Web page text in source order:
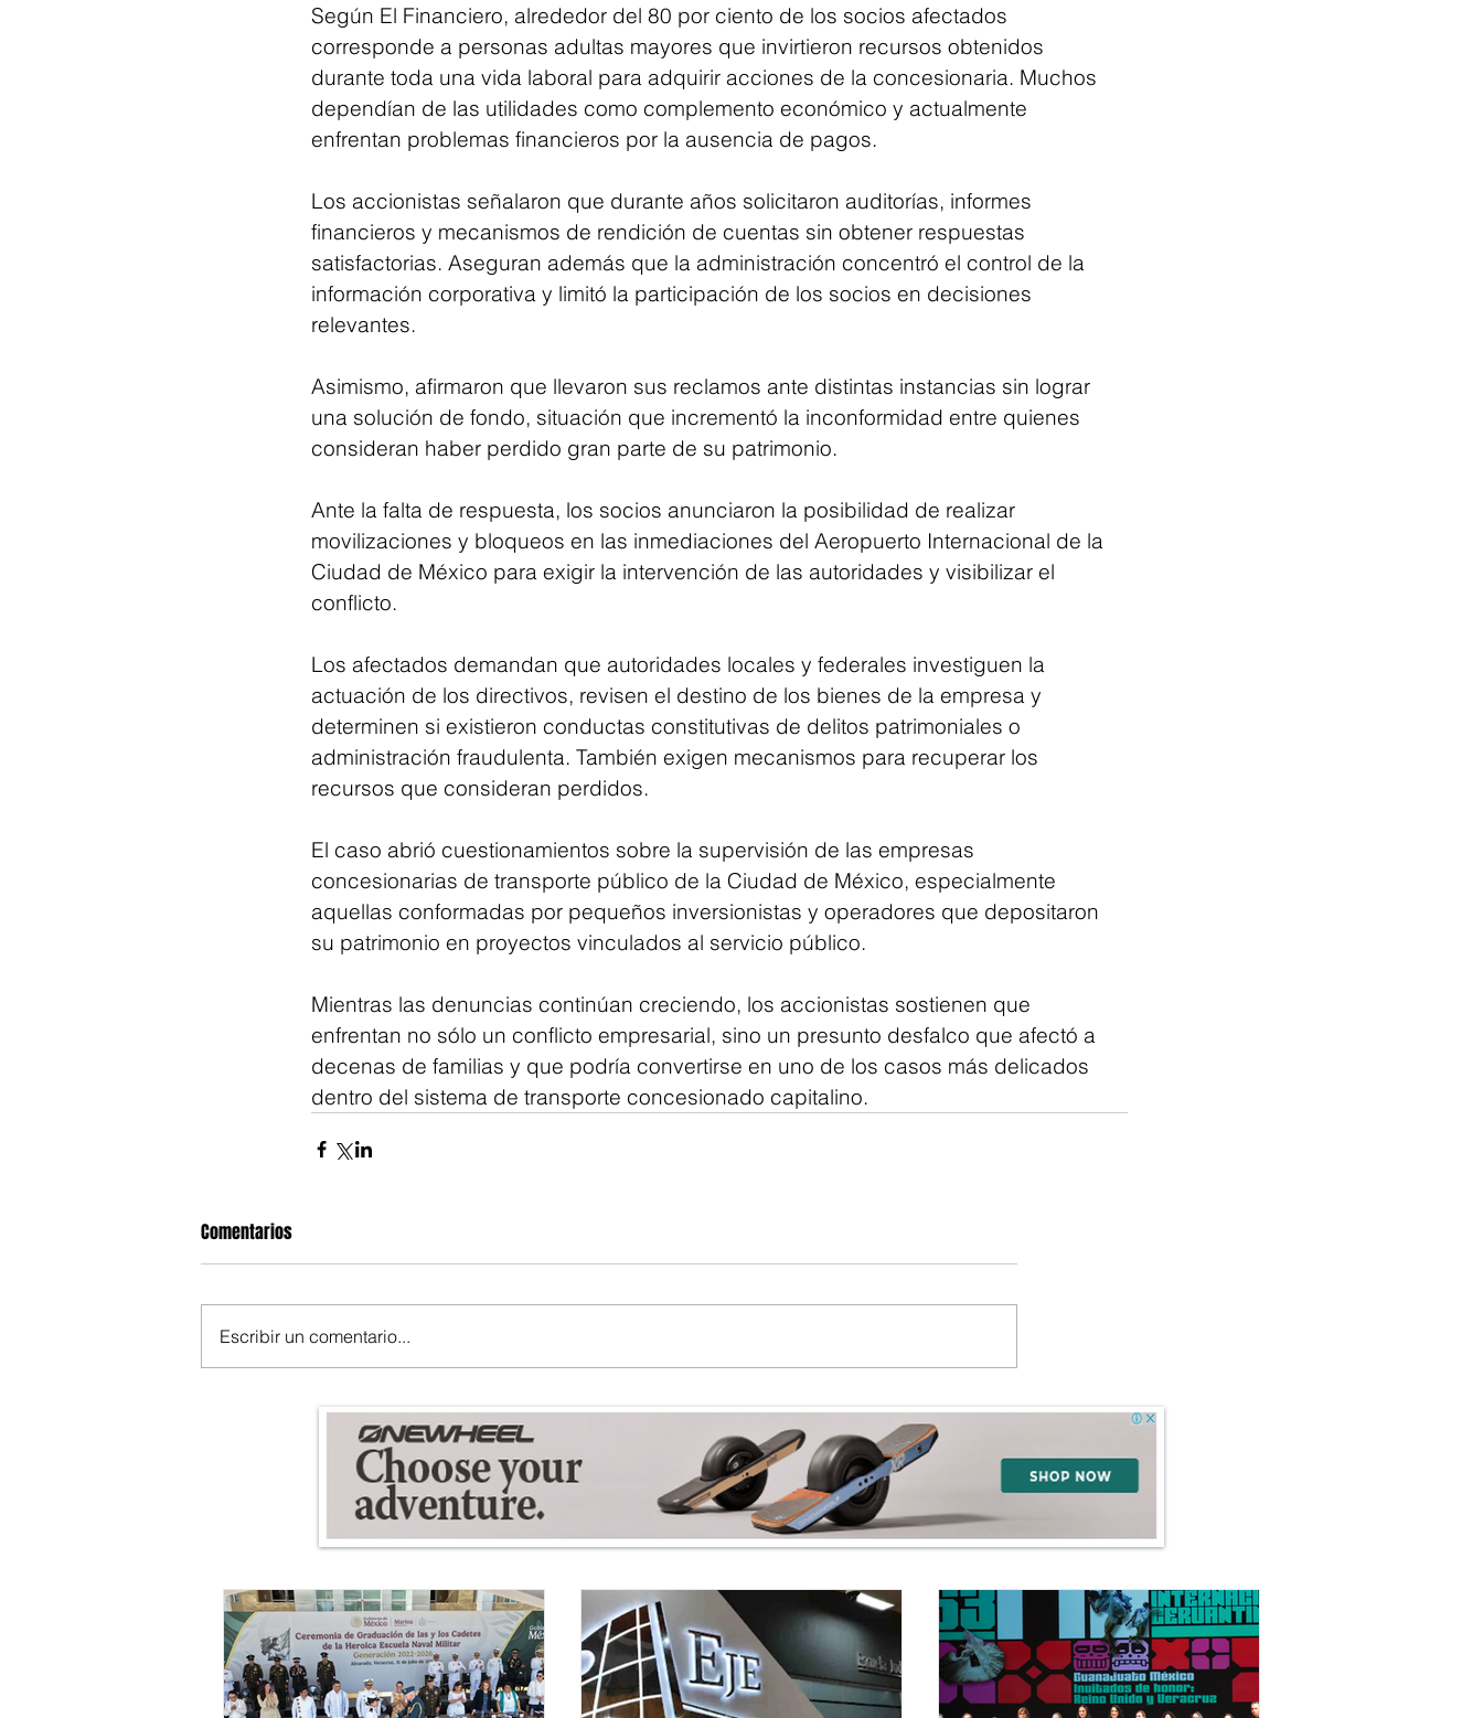
Según El Financiero, alrededor del 80 por ciento de los socios afectados
corresponde a personas adultas mayores que invirtieron recursos obtenidos
durante toda una vida laboral para adquirir acciones de la concesionaria. Muchos
dependían de las utilidades como complemento económico y actualmente
enfrentan problemas financieros por la ausencia de pagos.
Los accionistas señalaron que durante años solicitaron auditorías, informes
financieros y mecanismos de rendición de cuentas sin obtener respuestas
satisfactorias. Aseguran además que la administración concentró el control de la
información corporativa y limitó la participación de los socios en decisiones
relevantes.
Asimismo, afirmaron que llevaron sus reclamos ante distintas instancias sin lograr
una solución de fondo, situación que incrementó la inconformidad entre quienes
consideran haber perdido gran parte de su patrimonio.
Ante la falta de respuesta, los socios anunciaron la posibilidad de realizar
movilizaciones y bloqueos en las inmediaciones del Aeropuerto Internacional de la
Ciudad de México para exigir la intervención de las autoridades y visibilizar el
conflicto.
Los afectados demandan que autoridades locales y federales investiguen la
actuación de los directivos, revisen el destino de los bienes de la empresa y
determinen si existieron conductas constitutivas de delitos patrimoniales o
administración fraudulenta. También exigen mecanismos para recuperar los
recursos que consideran perdidos.
El caso abrió cuestionamientos sobre la supervisión de las empresas
concesionarias de transporte público de la Ciudad de México, especialmente
aquellas conformadas por pequeños inversionistas y operadores que depositaron
su patrimonio en proyectos vinculados al servicio público.
Mientras las denuncias continúan creciendo, los accionistas sostienen que
enfrentan no sólo un conflicto empresarial, sino un presunto desfalco que afectó a
decenas de familias y que podría convertirse en uno de los casos más delicados
dentro del sistema de transporte concesionado capitalino.
Comentarios
Escribir un comentario...